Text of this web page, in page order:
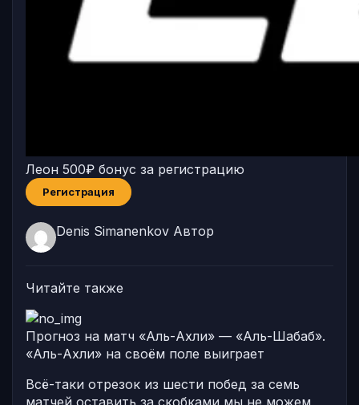
Леон 500₽ бонус за регистрацию
Регистрация
Denis Simanenkov Автор
Читайте также
Прогноз на матч «Аль-Ахли» — «Аль-Шабаб».
«Аль-Ахли» на своём поле выиграет
Всё-таки отрезок из шести побед за семь